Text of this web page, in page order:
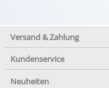
Versand & Zahlung
Kundenservice
Neuheiten